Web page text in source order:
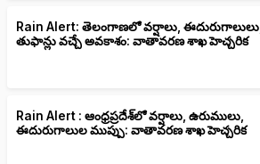
Rain Alert: తెలంగాణలో వర్షాలు, ఈదురుగాలులు,
తుఫాన్లు వచ్చే అవకాశం: వాతావరణ శాఖ హెచ్చరిక
Rain Alert : ఆంధ్రప్రదేశ్‌లో వర్షాలు, ఉరుములు,
ఈదురుగాలుల ముప్పు: వాతావరణ శాఖ హెచ్చరిక